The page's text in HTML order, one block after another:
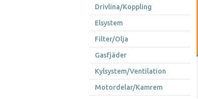
Drivlina/Koppling
Elsystem
Filter/Olja
Gasfjäder
Kylsystem/Ventilation
Motordelar/Kamrem